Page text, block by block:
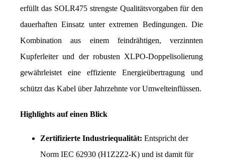
erfüllt das SOLR475 strengste Qualitätsvorgaben für den
dauerhaften Einsatz unter extremen Bedingungen. Die
Kombination aus einem feindrähtigen, verzinnten
Kupferleiter und der robusten XLPO-Doppelisolierung
gewährleistet eine effiziente Energieübertragung und
schützt das Kabel über Jahrzehnte vor Umwelteinflüssen.
Highlights auf einen Blick
Zertifizierte Industriequalität: Entspricht der
Norm IEC 62930 (H1Z2Z2-K) und ist damit für